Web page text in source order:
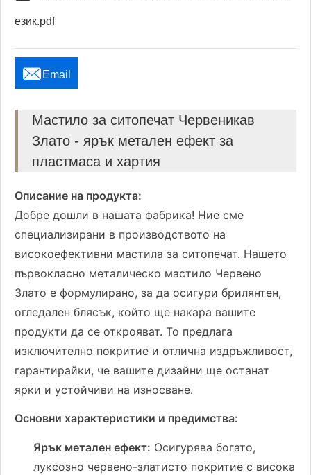
език.pdf
 Email
Мастило за ситопечат Червеникав
Злато - ярък метален ефект за
пластмаса и хартия
Описание на продукта:
Добре дошли в нашата фабрика! Ние сме
специализирани в производството на
високоефективни мастила за ситопечат. Нашето
първокласно металическо мастило Червено
Злато е формулирано, за да осигури брилянтен,
огледален блясък, който ще накара вашите
продукти да се открояват. То предлага
изключително покритие и отлична издръжливост,
гарантирайки, че вашите дизайни ще останат
ярки и устойчиви на износване.
Основни характеристики и предимства:
Ярък метален ефект: Осигурява богато,
луксозно червено-златисто покритие с висока